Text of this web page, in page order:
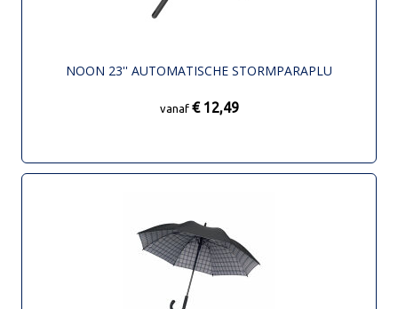
NOON 23'' AUTOMATISCHE STORMPARAPLU
vanaf € 12,49